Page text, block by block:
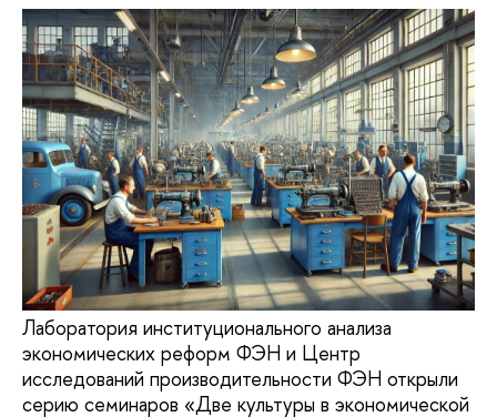
Лаборатория институционального анализа
экономических реформ ФЭН и Центр
исследований производительности ФЭН открыли
серию семинаров «Две культуры в экономической